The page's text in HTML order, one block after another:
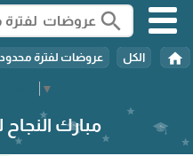
▼
search
home الكل عروضات لفترة
مبارك